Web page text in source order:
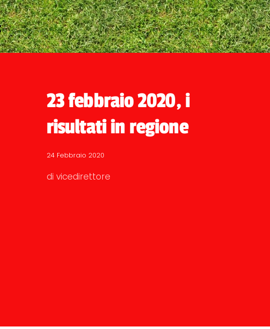
23 febbraio 2020, i
risultati in regione
24 Febbraio 2020
di vicedirettore